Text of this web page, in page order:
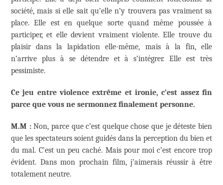
société, mais si elle sait qu’elle n’y trouvera pas vraiment sa
place. Elle est en quelque sorte quand même poussée à
participer, et elle devient vraiment violente. Elle trouve du
plaisir dans la lapidation elle-même, mais à la fin, elle
n’arrive plus à se détendre et à s’intégrer. Elle est très
pessimiste.
Ce jeu entre violence extrême et ironie, c’est assez fin
parce que vous ne sermonnez finalement personne.
M.M :Non, parce que c’est quelque chose que je déteste bien
que les spectateurs soient guidés dans la perception du bien et
du mal. C’est un peu caché. Mais pour moi c’est encore trop
évident. Dans mon prochain film, j’aimerais réussir à être
totalement neutre.